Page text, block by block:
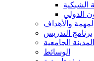
الشبكية
الدولي
المهمة والأهداف
برنامج التدريس
المدينة الجامعية
الوسائط